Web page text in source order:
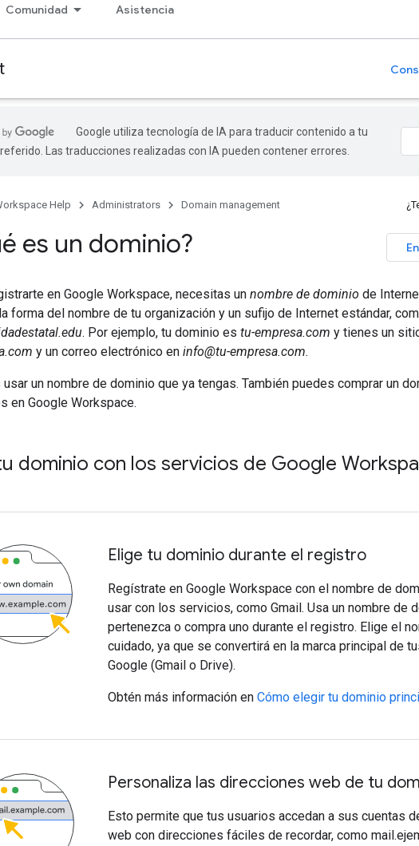
Comunidad Asistencia
Google utiliza tecnología de IA para traducir contenido a tu
Las traducciones realizadas con IA pueden contener errores.
Help Administrators Domain management
es un dominio?
en Google Workspace, necesitas un nombre de dominio de
forma del nombre de tu organización y un sufijo de Internet estándar,
. Por ejemplo, tu dominio es tu-empresa.com y tienes un
y un correo electrónico en info@tu-empresa.com.
un nombre de dominio que ya tengas. También puedes comprar un
en Google Workspace.
dominio con los servicios de Google
Elige tu dominio durante el registro
Regístrate en Google Workspace con el nombre de
usar con los servicios, como Gmail. Usa un nombre de
pertenezca o compra uno durante el registro. Elige el
cuidado, ya que se convertirá en la marca principal de
Google (Gmail o Drive).
Obtén más información en Cómo elegir tu dominio
Personaliza las direcciones web de tu
Esto permite que tus usuarios accedan a sus cuentas
web con direcciones fáciles de recordar, como